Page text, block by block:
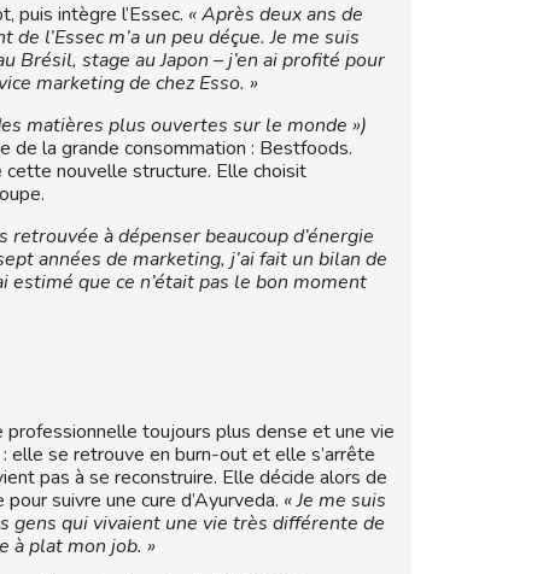
puis intègre l’Essec. « Après deux ans de
l’Essec m’a un peu déçue. Je me suis
stage au Japon – j’en ai profité pour
marketing de chez Esso. »
matières plus ouvertes sur le monde »)
de la grande consommation : Bestfoods.
nouvelle structure. Elle choisit
retrouvée à dépenser beaucoup d’énergie
années de marketing, j’ai fait un bilan de
estimé que ce n’était pas le bon moment
toujours plus dense et une vie
elle se retrouve en burn-out et elle s’arrête
pas à se reconstruire. Elle décide alors de
suivre une cure d’Ayurveda. « Je me suis
gens qui vivaient une vie très différente de
à plat mon job. »